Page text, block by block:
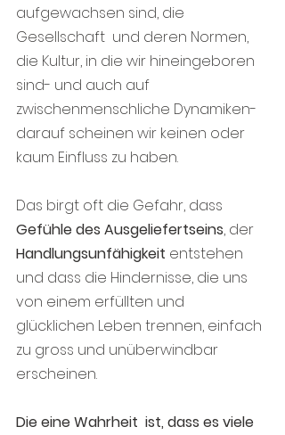
aufgewachsen sind, die
Gesellschaft  und deren Normen,
die Kultur, in die wir hineingeboren
sind- und auch auf
zwischenmenschliche Dynamiken-
darauf scheinen wir keinen oder
kaum Einfluss zu haben.
Das birgt oft die Gefahr, dass
Gefühle des Ausgeliefertseins, der
Handlungsunfähigkeit entstehen
und dass die Hindernisse, die uns
von einem erfüllten und
glücklichen Leben trennen, einfach
zu gross und unüberwindbar
erscheinen.
Die eine Wahrheit  ist, dass es viele